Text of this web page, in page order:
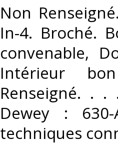
‎Non
In-4. Broché.
convenable,
Intérieur
Renseigné. . .
Dewey :
techniques